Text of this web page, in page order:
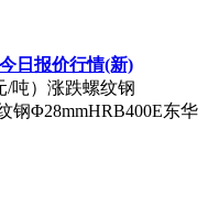
日报价行情(新)
/吨）涨跌螺纹钢
钢Φ28mmHRB400E东华